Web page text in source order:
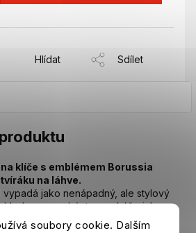
soubory cookie. Dalším
Hlídat Sdílet
klíče s emblémem Borussia
na láhve.
jako nenápadný, ale stylový
na spodní stranu ukáže jako
Jedinečný design je tak nejen